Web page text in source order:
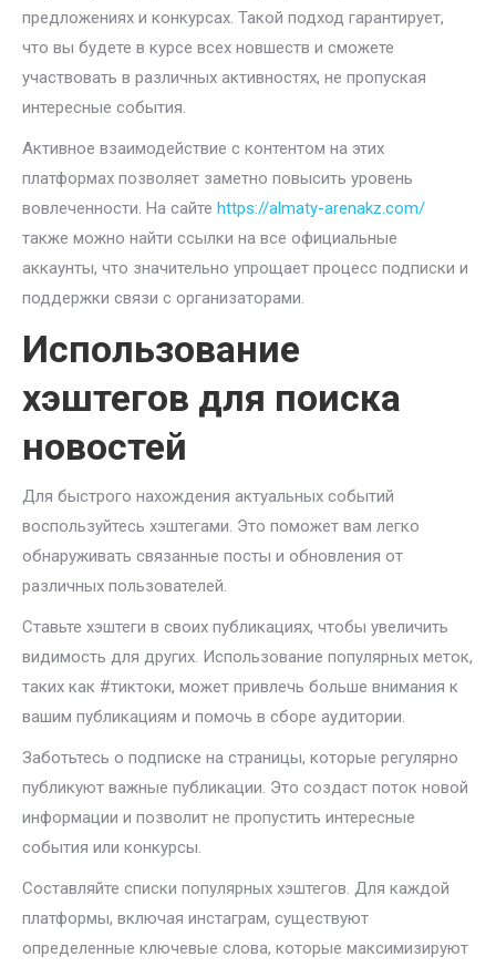
предложениях и конкурсах. Такой подход гарантирует,
что вы будете в курсе всех новшеств и сможете
участвовать в различных активностях, не пропуская
интересные события.
Активное взаимодействие с контентом на этих
платформах позволяет заметно повысить уровень
вовлеченности. На сайте https://almaty-arenakz.com/
также можно найти ссылки на все официальные
аккаунты, что значительно упрощает процесс подписки и
поддержки связи с организаторами.
Использование
хэштегов для поиска
новостей
Для быстрого нахождения актуальных событий
воспользуйтесь хэштегами. Это поможет вам легко
обнаруживать связанные посты и обновления от
различных пользователей.
Ставьте хэштеги в своих публикациях, чтобы увеличить
видимость для других. Использование популярных меток,
таких как #тиктоки, может привлечь больше внимания к
вашим публикациям и помочь в сборе аудитории.
Заботьтесь о подписке на страницы, которые регулярно
публикуют важные публикации. Это создаст поток новой
информации и позволит не пропустить интересные
события или конкурсы.
Составляйте списки популярных хэштегов. Для каждой
платформы, включая инстаграм, существуют
определенные ключевые слова, которые максимизируют